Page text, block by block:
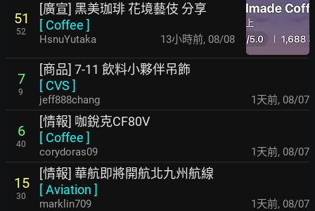
51
52
[廣宣] 黑美珈琲 花境藝伎 分享
[ Coffee ]
HsnuYutaka 13小時前, 08/08
7
9
[商品] 7-11 飲料小夥伴吊飾
[ CVS ]
jeff888chang 1天前, 08/07
6
40
[情報] 咖銳克CF80V
[ Coffee ]
corydoras09 1天前, 08/07
15
30
[情報] 華航即將開航北九州航線
[Aviation ]
marklin709 1天前, 08/07